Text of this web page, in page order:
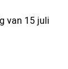
van 15 juli